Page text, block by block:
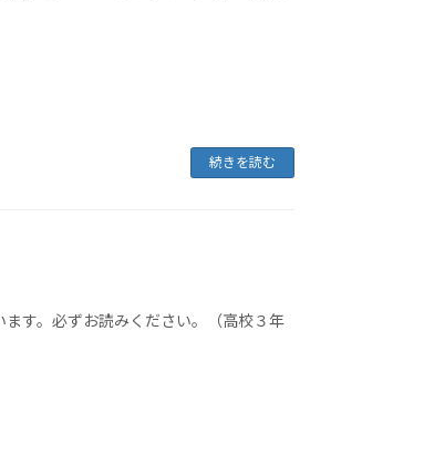
続きを読む
す。必ずお読みください。（高校３年